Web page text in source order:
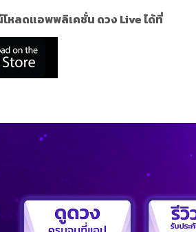
โหลดแอพพลิเคชั่น ดวง Live ได้ที่